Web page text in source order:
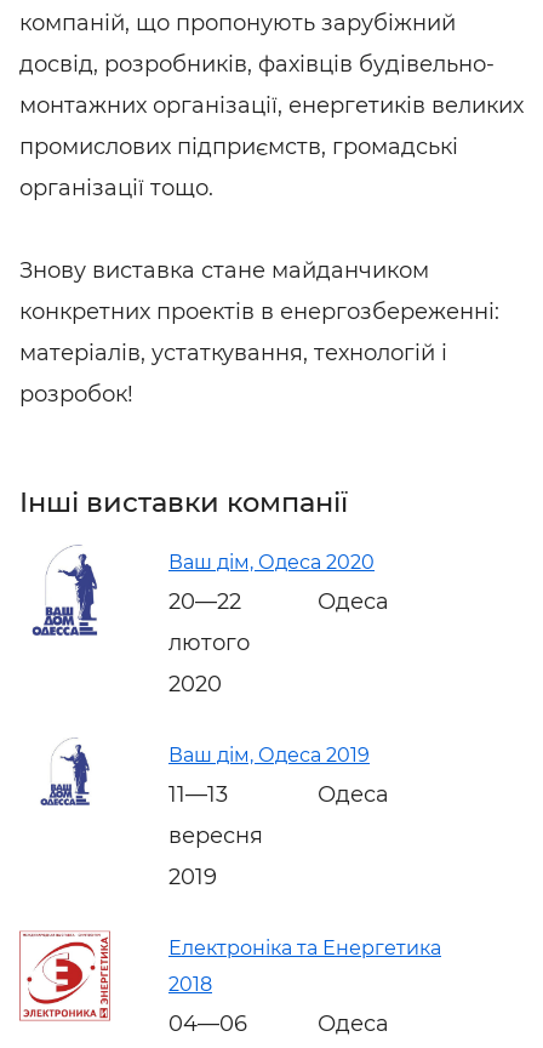
компаній, що пропонують зарубіжний
досвід, розробників, фахівців будівельно-
монтажних організації, енергетиків великих
промислових підприємств, громадські
організації тощо.
Знову виставка стане майданчиком
конкретних проектів в енергозбереженні:
матеріалів, устаткування, технологій і
розробок!
Інші виставки компанії
Ваш дім, Одеса 2020
20—22
лютого
2020
Одеса
Ваш дім, Одеса 2019
11—13
вересня
2019
Одеса
Електроніка та Енергетика
2018
04—06
Одеса